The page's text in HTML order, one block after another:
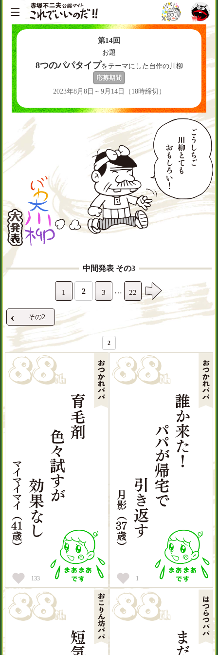
第14回
お題
8つのパパタイプをテーマにした自作の川柳
応募期間
2023年8月8日～9月14日（18時締切）
中間発表 その3
1 2 3 … 22
‹ その2
2
133 1